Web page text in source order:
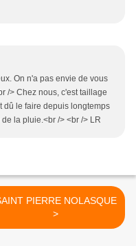
On n'a pas envie de vous
/> Chez nous, c'est taillage
dû le faire depuis longtemps
la pluie.<br /> <br /> LR
PIERRE NOLASQUE
>